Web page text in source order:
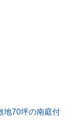
地70坪の南庭付